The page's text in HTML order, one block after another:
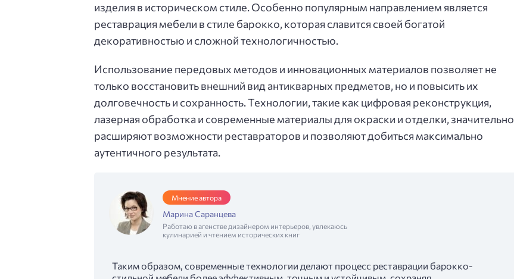
изделия в историческом стиле. Особенно популярным направлением является
реставрация мебели в стиле барокко, которая славится своей богатой
декоративностью и сложной технологичностью.
Использование передовых методов и инновационных материалов позволяет не
только восстановить внешний вид антикварных предметов, но и повысить их
долговечность и сохранность. Технологии, такие как цифровая реконструкция,
лазерная обработка и современные материалы для окраски и отделки, значительно
расширяют возможности реставраторов и позволяют добиться максимально
аутентичного результата.
Мнение автора
Марина Саранцева
Работаю в агенстве дизайнером интерьеров, увлекаюсь
кулинарией и чтением исторических книг
Таким образом, современные технологии делают процесс реставрации барокко-